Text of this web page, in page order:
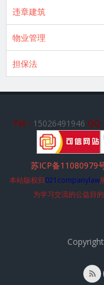
违章建筑
物业管理
担保法
Tel： 15026491946 QQ
苏ICP备11080979
本站版权归021companylaw
为学习交流的公益目